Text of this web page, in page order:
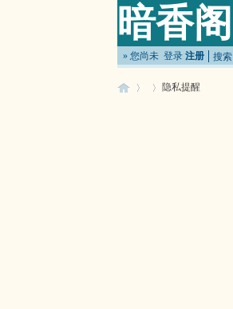
暗香阁
» 您尚未 登录 注册 搜索
隐私提醒